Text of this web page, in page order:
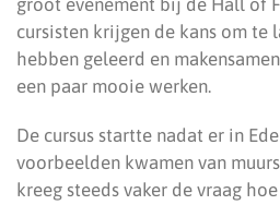
groot evenement bij de Hall of
cursisten krijgen de kans om te
hebben geleerd en
een paar mooie werken.
De cursus startte nadat er in
voorbeelden kwamen van
kreeg steeds vaker de vraag